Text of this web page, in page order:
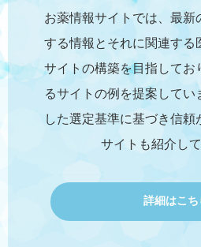
お薬情報サイトでは、最新
する情報とそれに関連する
サイトの構築を目指してお
るサイトの例を提案してい
した選定基準に基づき信頼
サイトも紹介して
詳細はこち